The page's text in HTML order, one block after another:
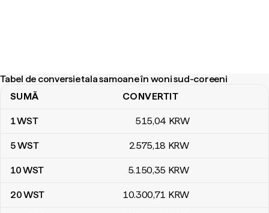
Tabel de conversie tala samoane în woni sud-coreeni
Tabel de conversie tala samoane în woni sud-coreeni
SUMĂ CONVERTIT
1WST 515,04 KRW
5WST 2.575,18 KRW
10WST 5.150,35 KRW
20WST 10.300,71 KRW